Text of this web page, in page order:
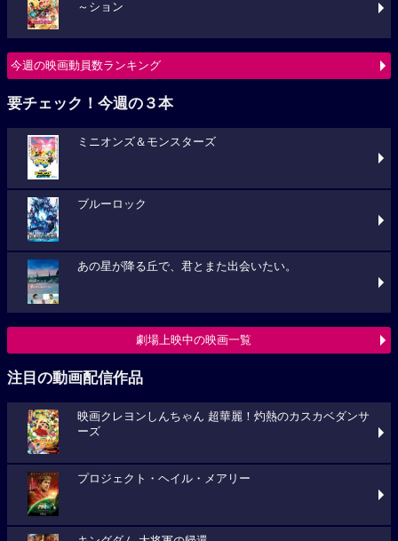
～ション
今週の映画動員数ランキング
要チェック！今週の３本
ミニオンズ＆モンスターズ
ブルーロック
あの星が降る丘で、君とまた出会いたい。
劇場上映中の映画一覧
注目の動画配信作品
映画クレヨンしんちゃん 超華麗！灼熱のカスカベダンサ
ーズ
プロジェクト・ヘイル・メアリー